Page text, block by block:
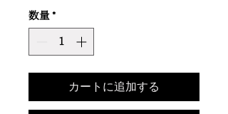
数量 *
カートに追加する